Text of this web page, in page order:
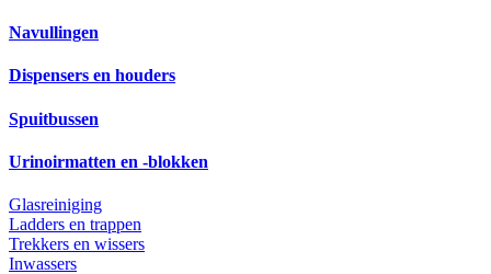
Navullingen
Dispensers en houders
Spuitbussen
Urinoirmatten en -blokken
Glasreiniging
Ladders en trappen
Trekkers en wissers
Inwassers